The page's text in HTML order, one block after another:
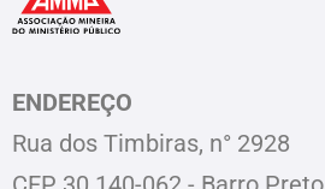
ENDEREÇO
Rua dos Timbiras, n° 2928